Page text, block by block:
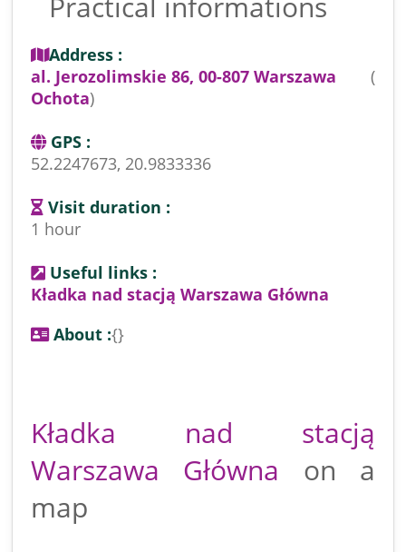
Address :
al. Jerozolimskie 86, 00-807 Warszawa (
Ochota)
GPS :
52.2247673, 20.9833336
Visit duration :
1 hour
Useful links :
Kładka nad stacją Warszawa Główna
About :{}
Kładka nad stacją
Warszawa Główna on a
map